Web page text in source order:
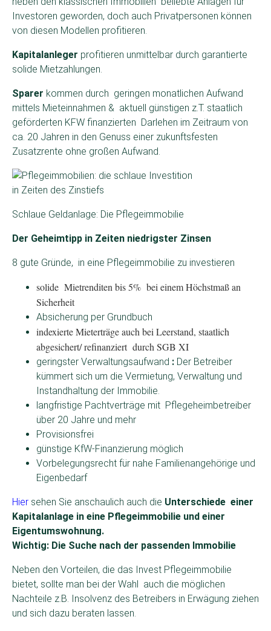
Investoren geworden, doch auch Privatpersonen können
von diesen Modellen profitieren.
Kapitalanleger profitieren unmittelbar durch garantierte
solide Mietzahlungen.
Sparer kommen durch geringen monatlichen Aufwand
mittels Mieteinnahmen & aktuell günstigen z.T. staatlich
geförderten KFW finanzierten Darlehen im Zeitraum von
ca. 20 Jahren in den Genuss einer zukunftsfesten
Zusatzrente ohne großen Aufwand.
Schlaue Geldanlage: Die Pflegeimmobilie
Der Geheimtipp in Zeiten niedrigster Zinsen
8 gute Gründe, in eine Pflegeimmobilie zu investieren
solide Mietrenditen bis 5% bei einem Höchstmaß an
Sicherheit
Absicherung per Grundbuch
indexierte Mieterträge auch bei Leerstand, staatlich
abgesichert/ refinanziert durch SGB XI
geringster Verwaltungsaufwand : Der Betreiber
kümmert sich um die Vermietung, Verwaltung und
Instandhaltung der Immobilie.
langfristige Pachtverträge mit Pflegeheimbetreiber
über 20 Jahre und mehr
Provisionsfrei
günstige KfW-Finanzierung möglich
Vorbelegungsrecht für nahe Familienangehörige und
Eigenbedarf
Hier sehen Sie anschaulich auch die Unterschiede einer
Kapitalanlage in eine Pflegeimmobilie und einer
Eigentumswohnung.
Wichtig: Die Suche nach der passenden Immobilie
Neben den Vorteilen, die das Invest Pflegeimmobilie
bietet, sollte man bei der Wahl auch die möglichen
Nachteile z.B. Insolvenz des Betreibers in Erwägung ziehen
und sich dazu beraten lassen.